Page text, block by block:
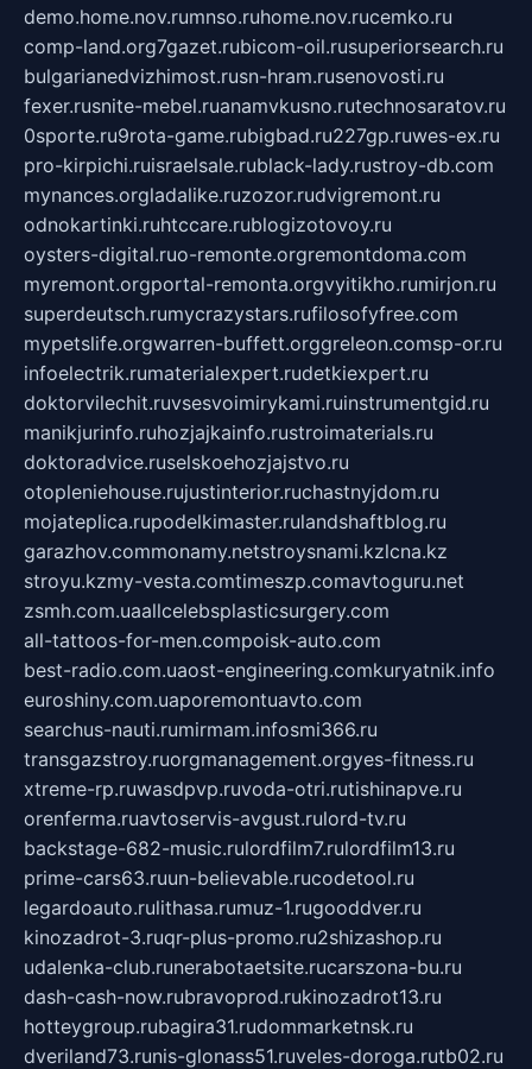
demo.home.nov.rumnso.ruhome.nov.rucemko.ru
comp-land.org7gazet.rubicom-oil.rusuperiorsearch.ru
bulgarianedvizhimost.rusn-hram.rusenovosti.ru
fexer.rusnite-mebel.ruanamvkusno.rutechnosaratov.ru
0sporte.ru9rota-game.rubigbad.ru227gp.ruwes-ex.ru
pro-kirpichi.ruisraelsale.rublack-lady.rustroy-db.com
mynances.orgladalike.ruzozor.rudvigremont.ru
odnokartinki.ruhtccare.rublogizotovoy.ru
oysters-digital.ruo-remonte.orgremontdoma.com
myremont.orgportal-remonta.orgvyitikho.rumirjon.ru
superdeutsch.rumycrazystars.rufilosofyfree.com
mypetslife.orgwarren-buffett.orggreleon.comsp-or.ru
infoelectrik.rumaterialexpert.rudetkiexpert.ru
doktorvilechit.ruvsesvoimirykami.ruinstrumentgid.ru
manikjurinfo.ruhozjajkainfo.rustroimaterials.ru
doktoradvice.ruselskoehozjajstvo.ru
otopleniehouse.rujustinterior.ruchastnyjdom.ru
mojateplica.rupodelkimaster.rulandshaftblog.ru
garazhov.commonamy.netstroysnami.kzlcna.kz
stroyu.kzmy-vesta.comtimeszp.comavtoguru.net
zsmh.com.uaallcelebsplasticsurgery.com
all-tattoos-for-men.compoisk-auto.com
best-radio.com.uaost-engineering.comkuryatnik.info
euroshiny.com.uaporemontuavto.com
searchus-nauti.rumirmam.infosmi366.ru
transgazstroy.ruorgmanagement.orgyes-fitness.ru
xtreme-rp.ruwasdpvp.ruvoda-otri.rutishinapve.ru
orenferma.ruavtoservis-avgust.rulord-tv.ru
backstage-682-music.rulordfilm7.rulordfilm13.ru
prime-cars63.ruun-believable.rucodetool.ru
legardoauto.rulithasa.rumuz-1.rugooddver.ru
kinozadrot-3.ruqr-plus-promo.ru2shizashop.ru
udalenka-club.runerabotaetsite.rucarszona-bu.ru
dash-cash-now.rubravoprod.rukinozadrot13.ru
hotteygroup.rubagira31.rudommarketnsk.ru
dveriland73.runis-glonass51.ruveles-doroga.rutb02.ru